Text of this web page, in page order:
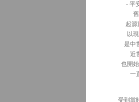
- 平
起
以
是中
近
也開
一
受到當